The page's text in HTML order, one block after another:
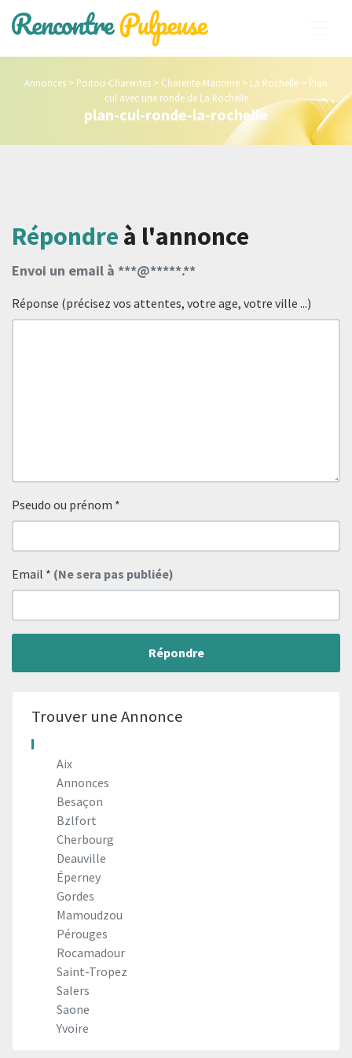
Annonces > Poitou-Charentes > Charente-Maritime > La Rochelle > Plan
cul avec une ronde de La Rochelle
plan-cul-ronde-la-rochelle
Répondre à l'annonce
Envoi un email à ***@*****.**
Réponse (précisez vos attentes, votre age, votre ville ...)
Pseudo ou prénom *
Email * (Ne sera pas publiée)
Répondre
Trouver une Annonce
Aix
Annonces
Besaçon
Bzlfort
Cherbourg
Deauville
Éperney
Gordes
Mamoudzou
Pérouges
Rocamadour
Saint-Tropez
Salers
Saone
Yvoire